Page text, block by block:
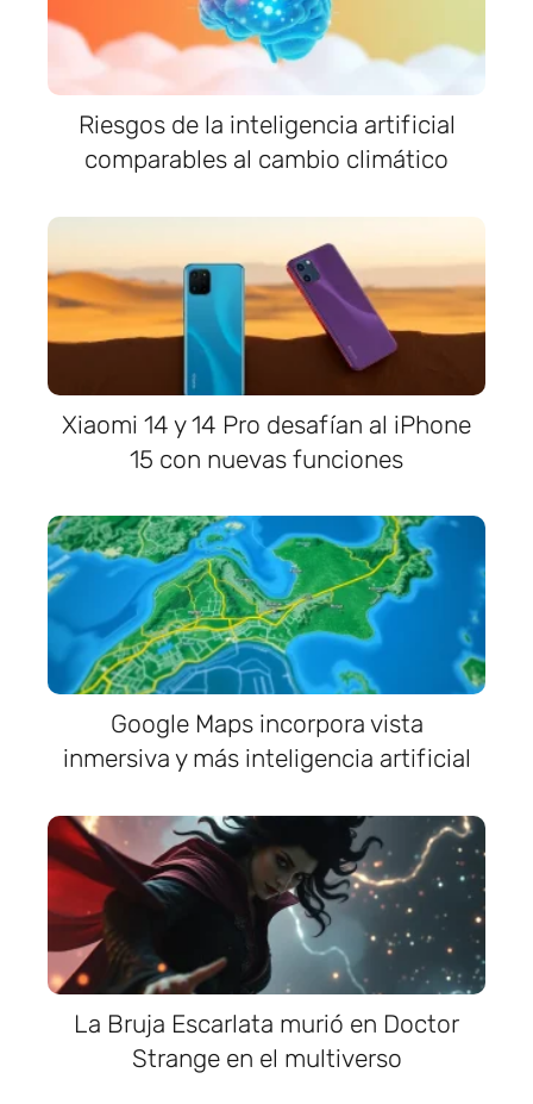
Riesgos de la inteligencia artificial
comparables al cambio climático
Xiaomi 14 y 14 Pro desafían al iPhone
15 con nuevas funciones
Google Maps incorpora vista
inmersiva y más inteligencia artificial
La Bruja Escarlata murió en Doctor
Strange en el multiverso